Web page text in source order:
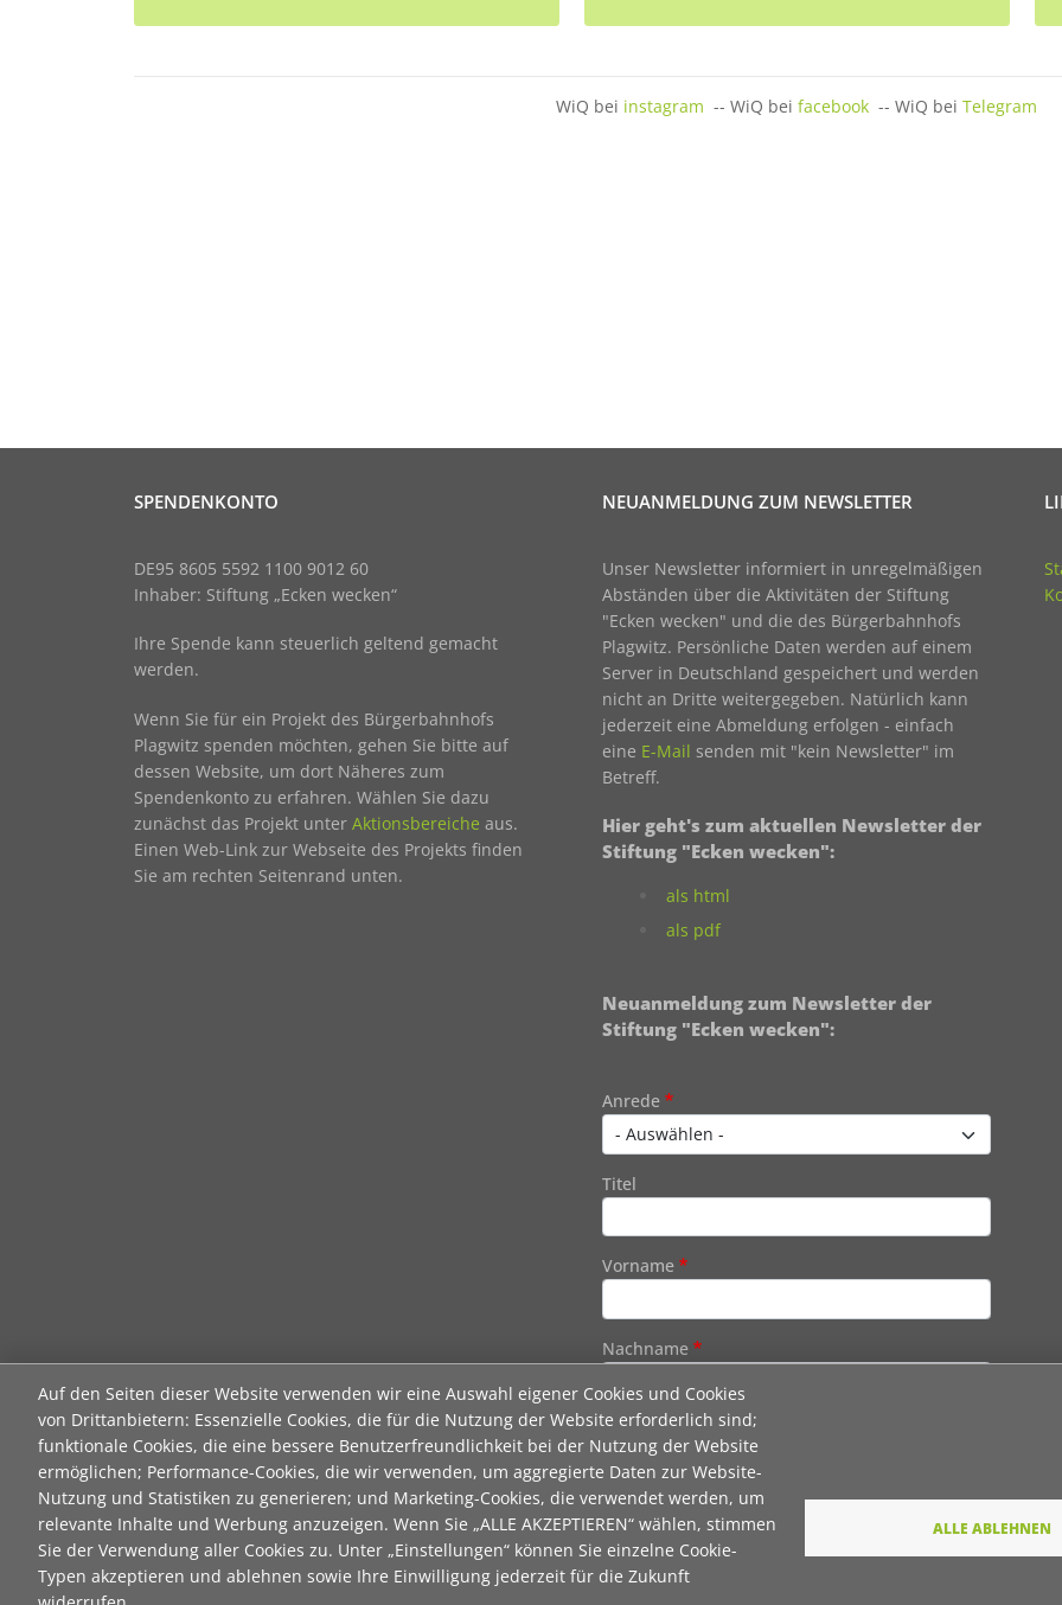
Auf den Seiten dieser Website verwenden wir eine Auswahl eigener Cookies und Cookies
von Drittanbietern: Essenzielle Cookies, die für die Nutzung der Website erforderlich sind;
funktionale Cookies, die eine bessere Benutzerfreundlichkeit bei der Nutzung der Website
ermöglichen; Performance-Cookies, die wir verwenden, um aggregierte Daten zur Website-
Nutzung und Statistiken zu generieren; und Marketing-Cookies, die verwendet werden, um
relevante Inhalte und Werbung anzuzeigen. Wenn Sie „ALLE AKZEPTIEREN“ wählen, stimmen
Sie der Verwendung aller Cookies zu. Unter „Einstellungen“ können Sie einzelne Cookie-
Typen akzeptieren und ablehnen sowie Ihre Einwilligung jederzeit für die Zukunft
ALLE ABLEHNEN
WiQ bei instagram -- WiQ bei facebook -- WiQ bei Telegram
SPENDENKONTO
DE95 8605 5592 1100 9012 60
Inhaber: Stiftung „Ecken wecken“
Ihre Spende kann steuerlich geltend gemacht
werden.
Wenn Sie für ein Projekt des Bürgerbahnhofs
Plagwitz spenden möchten, gehen Sie bitte auf
dessen Website, um dort Näheres zum
Spendenkonto zu erfahren. Wählen Sie dazu
zunächst das Projekt unter Aktionsbereiche aus.
Einen Web-Link zur Webseite des Projekts finden
Sie am rechten Seitenrand unten.
NEUANMELDUNG ZUM NEWSLETTER
Unser Newsletter informiert in unregelmäßigen
Abständen über die Aktivitäten der Stiftung
"Ecken wecken" und die des Bürgerbahnhofs
Plagwitz. Persönliche Daten werden auf einem
Server in Deutschland gespeichert und werden
nicht an Dritte weitergegeben. Natürlich kann
jederzeit eine Abmeldung erfolgen - einfach
eine E-Mail senden mit "kein Newsletter" im
Betreff.
Hier geht's zum aktuellen Newsletter der
Stiftung "Ecken wecken":
als html
als pdf
Neuanmeldung zum Newsletter der
Stiftung "Ecken wecken":
Anrede
Titel
Vorname
Nachname
E-Mail
Wie dürfen wir Sie in Zukunft ansprechen
Sie
Du